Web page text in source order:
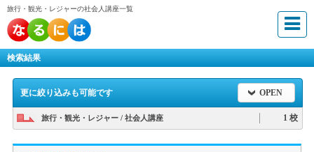
旅行・観光・レジャーの社会人講座一覧
検索結果
更に絞り込みも可能です OPEN
旅行・観光・レジャー / 社会人講座 1 校